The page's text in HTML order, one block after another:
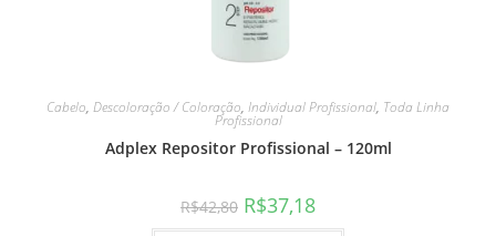
Cabelo, Descoloração / Coloração, Individual Profissional, Toda Linha
Profissional
Adplex Repositor Profissional – 120ml
R$42,80 R$37,18